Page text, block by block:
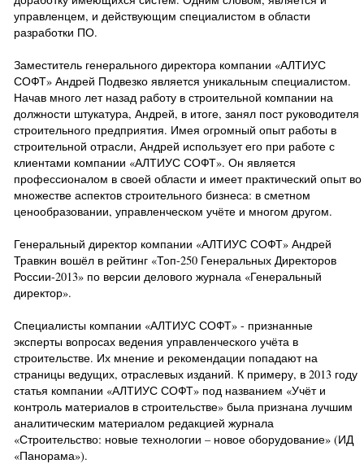
управленцем, и действующим специалистом в области
разработки ПО.
Заместитель генерального директора компании «АЛТИУС
СОФТ» Андрей Подвезко является уникальным специалистом.
Начав много лет назад работу в строительной компании на
должности штукатура, Андрей, в итоге, занял пост руководителя
строительного предприятия. Имея огромный опыт работы в
строительной отрасли, Андрей использует его при работе с
клиентами компании «АЛТИУС СОФТ». Он является
профессионалом в своей области и имеет практический опыт во
множестве аспектов строительного бизнеса: в сметном
ценообразовании, управленческом учёте и многом другом.
Генеральный директор компании «АЛТИУС СОФТ» Андрей
Травкин вошёл в рейтинг «Топ-250 Генеральных Директоров
России-2013» по версии делового журнала «Генеральный
директор».
Специалисты компании «АЛТИУС СОФТ» - признанные
эксперты вопросах ведения управленческого учёта в
строительстве. Их мнение и рекомендации попадают на
страницы ведущих, отраслевых изданий. К примеру, в 2013 году
статья компании «АЛТИУС СОФТ» под названием «Учёт и
контроль материалов в строительстве» была признана лучшим
аналитическим материалом редакцией журнала
«Строительство: новые технологии – новое оборудование» (ИД
«Панорама»).